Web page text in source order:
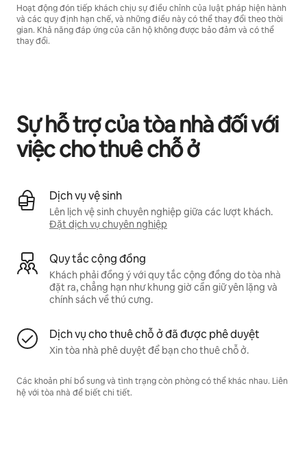
Hoạt động đón tiếp khách chịu sự điều chỉnh của luật pháp hiện hành
và các quy định hạn chế, và những điều này có thể thay đổi theo thời
gian. Khả năng đáp ứng của căn hộ không được bảo đảm và có thể
thay đổi.
Sự hỗ trợ của tòa nhà đối với
việc cho thuê chỗ ở
Dịch vụ vệ sinh
Lên lịch vệ sinh chuyên nghiệp giữa các lượt khách.
Đặt dịch vụ chuyên nghiệp
Quy tắc cộng đồng
Khách phải đồng ý với quy tắc cộng đồng do tòa nhà
đặt ra, chẳng hạn như khung giờ cần giữ yên lặng và
chính sách về thú cưng.
Dịch vụ cho thuê chỗ ở đã được phê duyệt
Xin tòa nhà phê duyệt để bạn cho thuê chỗ ở.
Các khoản phí bổ sung và tình trạng còn phòng có thể khác nhau. Liên
hệ với tòa nhà để biết chi tiết.